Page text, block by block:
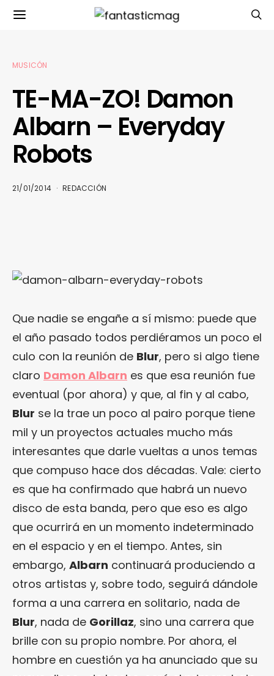
MUSICÓN
TE-MA-ZO! Damon
Albarn – Everyday
Robots
21/01/2014 REDACCIÓN
Que nadie se engañe a sí mismo: puede que
el año pasado todos perdiéramos un poco el
culo con la reunión de Blur, pero si algo tiene
claro Damon Albarn es que esa reunión fue
eventual (por ahora) y que, al fin y al cabo,
Blur se la trae un poco al pairo porque tiene
mil y un proyectos actuales mucho más
interesantes que darle vueltas a unos temas
que compuso hace dos décadas. Vale: cierto
es que ha confirmado que habrá un nuevo
disco de esta banda, pero que eso es algo
que ocurrirá en un momento indeterminado
en el espacio y en el tiempo. Antes, sin
embargo, Albarn continuará produciendo a
otros artistas y, sobre todo, seguirá dándole
forma a una carrera en solitario, nada de
Blur, nada de Gorillaz, sino una carrera que
brille con su propio nombre. Por ahora, el
hombre en cuestión ya ha anunciado que su